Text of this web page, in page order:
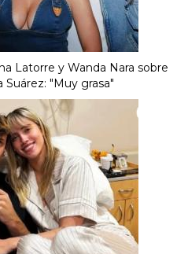
Latorre y Wanda Nara sobre
Suárez: "Muy grasa"